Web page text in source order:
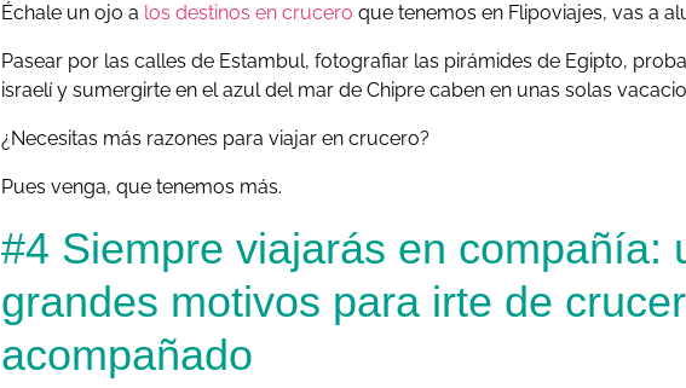
Échale un ojo a los destinos en crucero que tenemos en Flipoviajes, vas a
Pasear por las calles de Estambul, fotografiar las pirámides de Egipto,
israelí y sumergirte en el azul del mar de Chipre caben en unas solas
¿Necesitas más razones para viajar en crucero?
Pues venga, que tenemos más.
#4 Siempre viajarás en compañía:
grandes motivos para irte de
acompañado